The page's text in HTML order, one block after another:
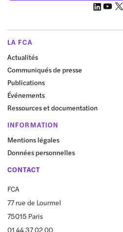
LA FCA
Actualités
Communiqués de presse
Publications
Événements
Ressources et documentation
INFORMATION
Mentions légales
Données personnelles
CONTACT
FCA
77 rue de Lourmel
75015 Paris
01 44 37 02 00